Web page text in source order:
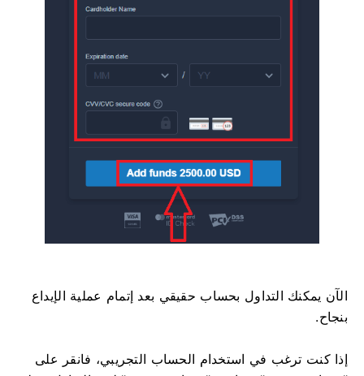
الآن يمكنك التداول بحساب حقيقي بعد إتمام عملية الإيداع
بنجاح.
إذا كنت ترغب في استخدام الحساب التجريبي، فانقر على